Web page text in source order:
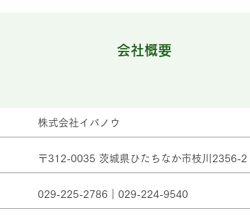
会社概要
株式会社イバノウ
〒312-0035 茨城県ひたちなか市枝川2356-2
029-225-2786｜029-224-9540